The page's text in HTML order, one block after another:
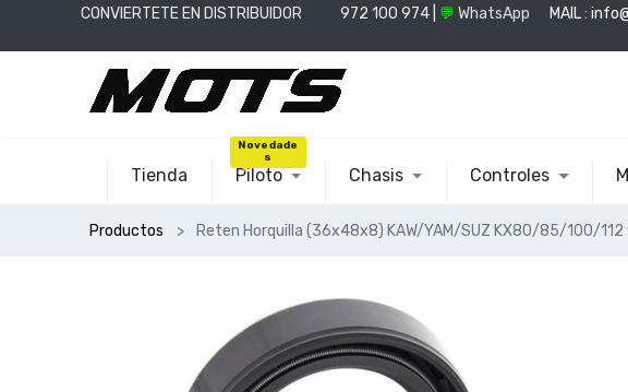
CONVIERTETE EN DISTRIBUIDOR 972 100 974 | 💬 WhatsApp MAIL :
Tienda Piloto
Novedade
s
Chasis Controles
Productos Reten Horquilla (36x48x8) KAW/YAM/SUZ KX80/85/100/